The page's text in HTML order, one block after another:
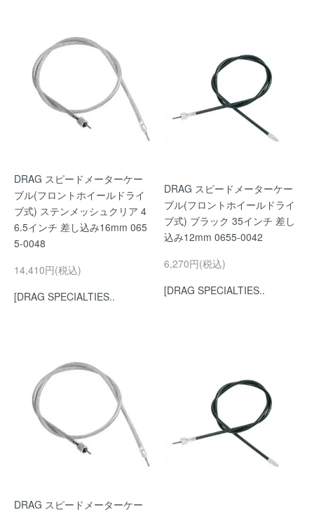
DRAG スピードメーターケー
ブル(フロントホイールドライ
ブ式) ステンメッシュクリア 4
6.5インチ 差し込み16mm 065
5-0048
14,410円(税込)
[DRAG SPECIALTIES..
DRAG スピードメーターケー
ブル(フロントホイールドライ
ブ式) ブラック 35インチ 差し
込み12mm 0655-0042
6,270円(税込)
[DRAG SPECIALTIES..
DRAG スピードメーターケー